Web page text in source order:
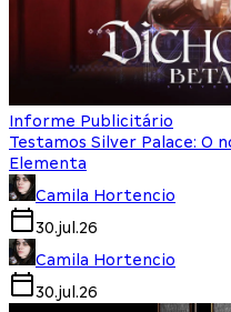
Informe Publicitário
Testamos Silver Palace: O
Elementa
Camila Hortencio
30.jul.26
Camila Hortencio
30.jul.26